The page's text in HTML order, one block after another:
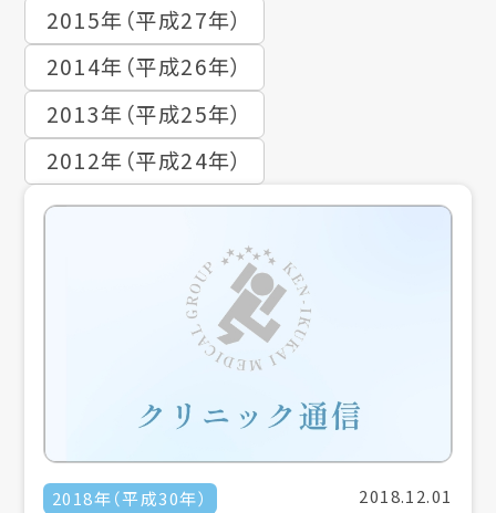
2015年（平成27年）
2014年（平成26年）
2013年（平成25年）
2012年（平成24年）
2018年（平成30年） 2018.12.01